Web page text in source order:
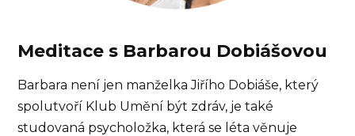
Meditace s Barbarou Dobiášovou
Barbara není jen manželka Jiřího Dobiáše, který
spolutvoří Klub Umění být zdráv, je také
studovaná psycholožka, která se léta věnuje